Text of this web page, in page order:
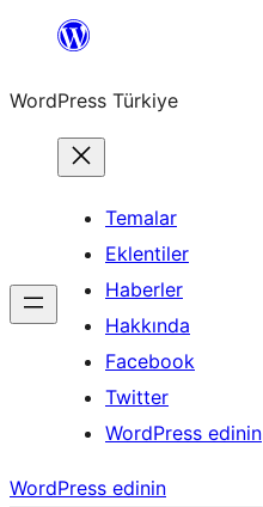
İçeriğe
WordPress Türkiye
Temalar
Eklentiler
Haberler
Hakkında
Facebook
Twitter
WordPress edinin
WordPress edinin